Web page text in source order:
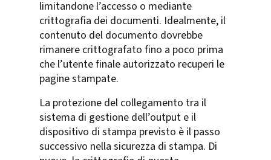
limitandone l’accesso o mediante
crittografia dei documenti. Idealmente, il
contenuto del documento dovrebbe
rimanere crittografato fino a poco prima
che l’utente finale autorizzato recuperi le
pagine stampate.
La protezione del collegamento tra il
sistema di gestione dell’output e il
dispositivo di stampa previsto è il passo
successivo nella sicurezza di stampa. Di